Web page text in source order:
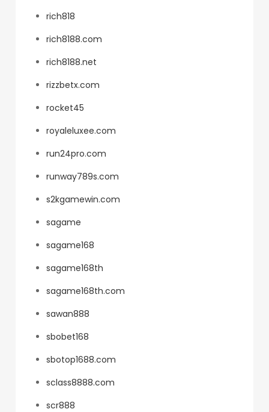
rich818
rich8188.com
rich8188.net
rizzbetx.com
rocket45
royaleluxee.com
run24pro.com
runway789s.com
s2kgamewin.com
sagame
sagame168
sagame168th
sagame168th.com
sawan888
sbobet168
sbotop1688.com
sclass8888.com
scr888